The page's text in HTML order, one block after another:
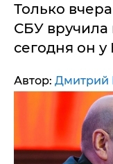
Только
СБУ вручила
сегодня он
Автор: Дмитрий